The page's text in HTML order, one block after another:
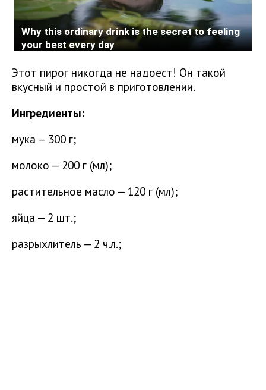
Этот пирог никогда не надоест! Он такой
вкусный и простой в приготовлении.
Ингредиенты:
мука — 300 г;
молоко — 200 г (мл);
растительное масло — 120 г (мл);
яйца — 2 шт.;
разрыхлитель — 2 ч.л.;